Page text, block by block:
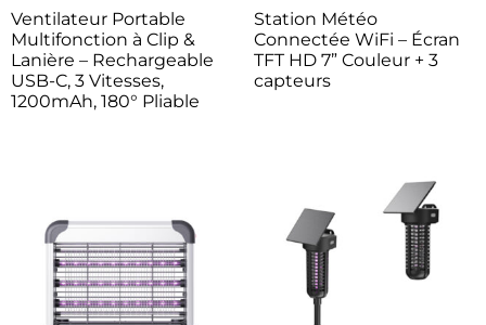
Ventilateur Portable
Multifonction à Clip &
Lanière – Rechargeable
USB-C, 3 Vitesses,
1200mAh, 180° Pliable
Station Météo
Connectée WiFi – Écran
TFT HD 7” Couleur + 3
capteurs